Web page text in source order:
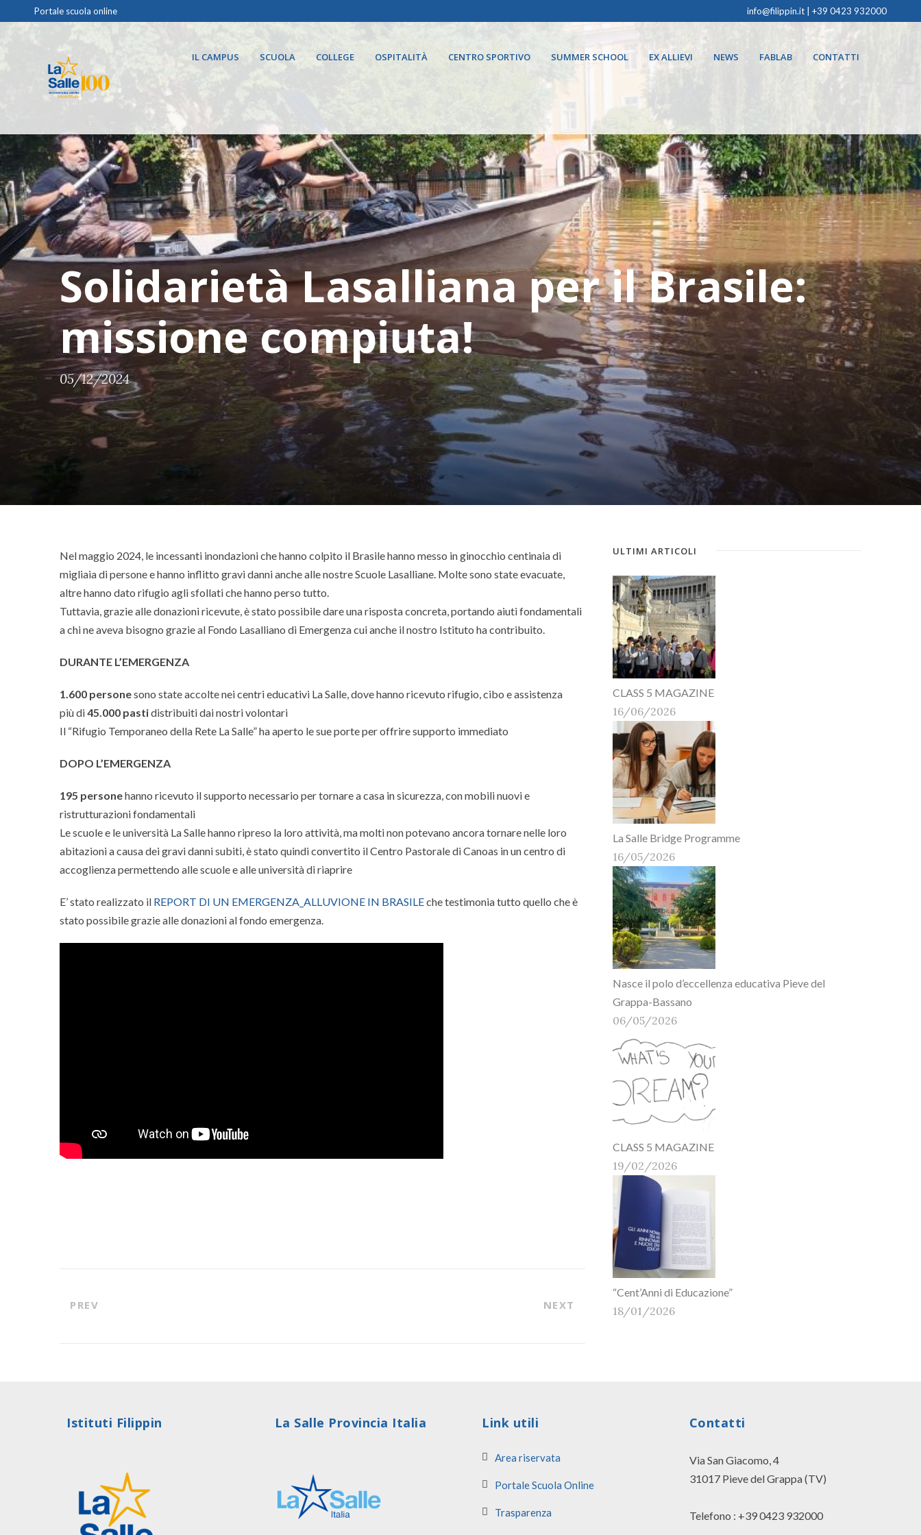
Portale scuola online info@filippin.it +39 0423 932000
IL CAMPUS SCUOLA COLLEGE OSPITALITÀ CENTRO SPORTIVO SUMMER SCHOOL EX ALLIEVI NEWS FABLAB CONTATTI
Solidarietà Lasalliana per il Brasile:
missione compiuta!
05/12/2024
Nel maggio 2024, le incessanti inondazioni che hanno colpito il Brasile hanno messo in ginocchio centinaia di
migliaia di persone e hanno inflitto gravi danni anche alle nostre Scuole Lasalliane. Molte sono state evacuate,
altre hanno dato rifugio agli sfollati che hanno perso tutto.
Tuttavia, grazie alle donazioni ricevute, è stato possibile dare una risposta concreta, portando aiuti fondamentali
a chi ne aveva bisogno grazie al Fondo Lasalliano di Emergenza cui anche il nostro Istituto ha contribuito.
DURANTE L’EMERGENZA
1.600 personesono state accolte nei centri educativi La Salle, dove hanno ricevuto rifugio, cibo e assistenza
più di45.000 pastidistribuiti dai nostri volontari
Il “Rifugio Temporaneo della Rete La Salle” ha aperto le sue porte per offrire supporto immediato
DOPO L’EMERGENZA
195 personehanno ricevuto il supporto necessario per tornare a casa in sicurezza, con mobili nuovi e
ristrutturazioni fondamentali
Le scuole e le università La Salle hanno ripreso la loro attività, ma molti non potevano ancora tornare nelle loro
abitazioni a causa dei gravi danni subiti, è stato quindi convertito il Centro Pastorale di Canoas in un centro di
accoglienza permettendo alle scuole e alle università di riaprire
E’ stato realizzato il REPORT DI UN EMERGENZA_ALLUVIONE IN BRASILEche testimonia tutto quello che è
stato possibile grazie alle donazioni al fondo emergenza.
PREV NEXT
ULTIMI ARTICOLI
CLASS 5 MAGAZINE
16/06/2026
La Salle Bridge Programme
16/05/2026
Nasce il polo d’eccellenza educativa Pieve del
Grappa-Bassano
06/05/2026
CLASS 5 MAGAZINE
19/02/2026
“Cent’Anni di Educazione”
18/01/2026
Istituti Filippin La Salle Provincia Italia Link utili
Area riservata
Portale Scuola Online
Trasparenza
Contatti
Via San Giacomo, 4
31017 Pieve del Grappa (TV)
Telefono : +39 0423 932000